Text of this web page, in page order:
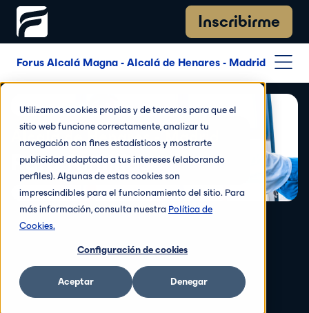
Utilizamos cookies propias y de terceros para que el
sitio web funcione correctamente, analizar tu
navegación con fines estadísticos y mostrarte
publicidad adaptada a tus intereses (elaborando
perfiles). Algunas de estas cookies son
imprescindibles para el funcionamiento del sitio. Para
más información, consulta nuestra Política de
Cookies.
Configuración de cookies
Aceptar Denegar
Inscribirme
Forus Alcalá Magna - Alcalá de Henares - Madrid
Alcalá de Henares - Madrid
Para familias